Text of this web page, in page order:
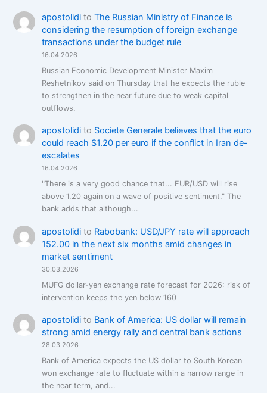
apostolidito The Russian Ministry of Finance is
considering the resumption of foreign exchange
transactions under the budget rule
16.04.2026
Russian Economic Development Minister Maxim
Reshetnikov said on Thursday that he expects the ruble
to strengthen in the near future due to weak capital
outflows.
apostolidito Societe Generale believes that the euro
could reach $1.20 per euro if the conflict in Iran de-
escalates
16.04.2026
"There is a very good chance that... EUR/USD will rise
above 1.20 again on a wave of positive sentiment." The
bank adds that although...
apostolidito Rabobank: USD/JPY rate will approach
152.00 in the next six months amid changes in
market sentiment
30.03.2026
MUFG dollar-yen exchange rate forecast for 2026: risk of
intervention keeps the yen below 160
apostolidito Bank of America: US dollar will remain
strong amid energy rally and central bank actions
28.03.2026
Bank of America expects the US dollar to South Korean
won exchange rate to fluctuate within a narrow range in
the near term, and...